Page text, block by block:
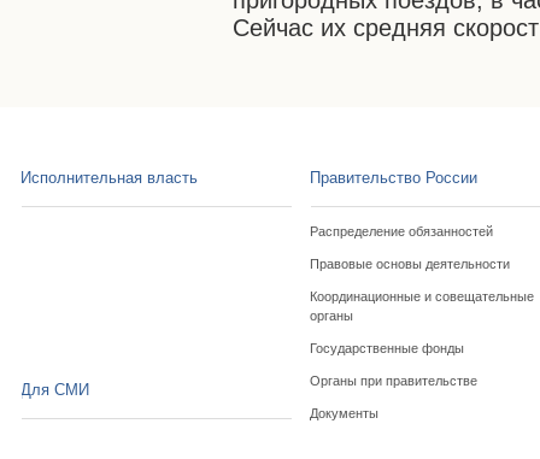
Сейчас их средняя
Исполнительная власть Правительство России
Распределение обязанностей
Правовые основы деятельности
Координационные и совещательные
органы
Государственные фонды
Органы при правительстве
Документы
Для СМИ